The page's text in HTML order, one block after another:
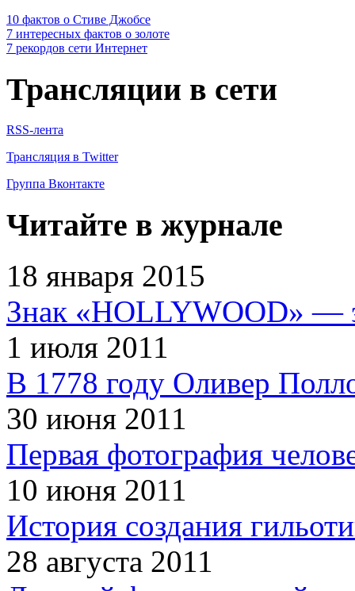
10 фактов о Стиве Джобсе
7 интересных фактов о золоте
7 рекордов сети Интернет
Трансляции в сети
RSS-лента
Трансляция в Twitter
Группа Вконтакте
Читайте в журнале
18 января 2015
Знак «HOLLYWOOD» —
1 июля 2011
В 1778 году Оливер
30 июня 2011
Первая фотография
10 июня 2011
История создания
28 августа 2011